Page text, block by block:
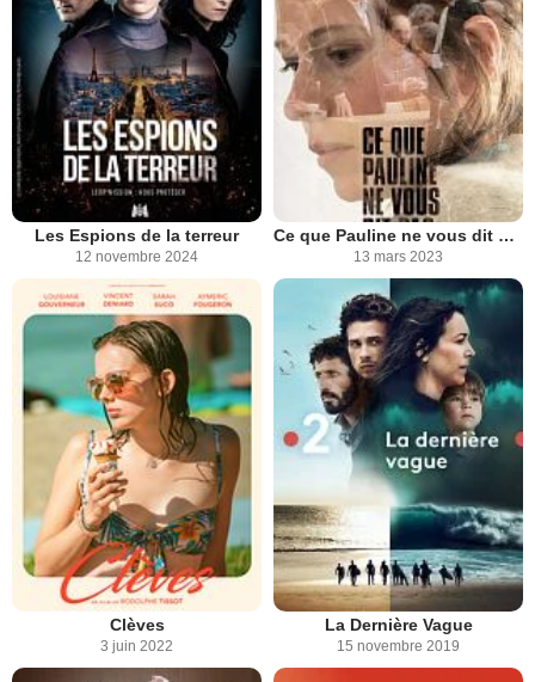
Les Espions de la terreur
12 novembre 2024
Ce que Pauline ne vous dit pas
13 mars 2023
Clèves
3 juin 2022
La Dernière Vague
15 novembre 2019